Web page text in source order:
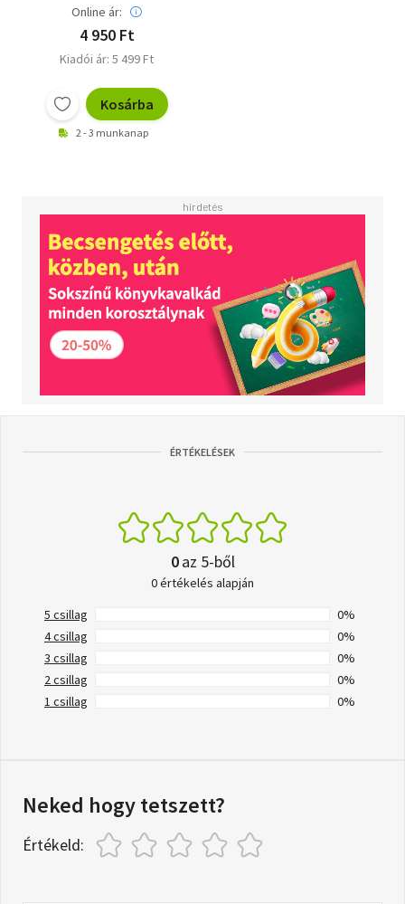
Online ár:
4 950 Ft
Kiadói ár: 5 499 Ft
Kosárba
2 - 3 munkanap
ÉRTÉKELÉSEK
0az 5-ből
0 értékelés alapján
5 csillag
0%
4 csillag
0%
3 csillag
0%
2 csillag
0%
1 csillag
0%
Neked hogy tetszett?
Értékeld: